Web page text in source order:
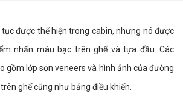
được thể hiện trong cabin, nhưng nó được
nhấn màu bạc trên ghế và tựa đầu. Các
gồm lớp sơn veneers và hình ảnh của đường
ghế cũng như bảng điều khiển.